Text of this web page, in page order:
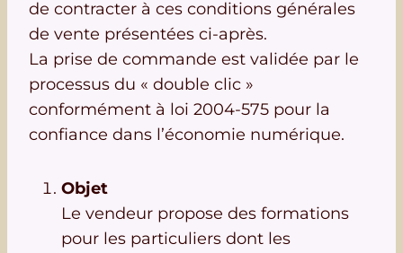
de contracter à ces conditions générales
de vente présentées ci-après.
La prise de commande est validée par le
processus du « double clic »
conformément à loi 2004-575 pour la
confiance dans l’économie numérique.
Objet
Le vendeur propose des formations
pour les particuliers dont les